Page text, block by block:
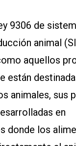
9306 de
animal
aquellos
están
animales, sus
en
donde los